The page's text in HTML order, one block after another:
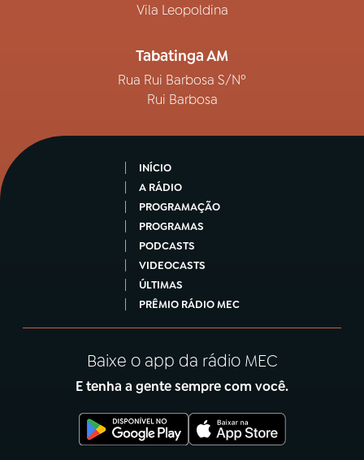
Vila Leopoldina
Tabatinga AM
Rua Rui Barbosa S/Nº
Rui Barbosa
INÍCIO
A RÁDIO
PROGRAMAÇÃO
PROGRAMAS
PODCASTS
VIDEOCASTS
ÚLTIMAS
PRÊMIO RÁDIO MEC
Baixe o app da rádio MEC
E tenha a gente sempre com você.